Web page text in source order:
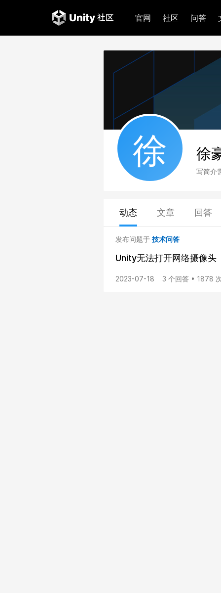
官网 社区 问答
徐 徐
写简介
动态 文章 回答
发布问题于 技术问答
Unity无法打开网络摄像头
2023-07-18 3 个回答 • 1878